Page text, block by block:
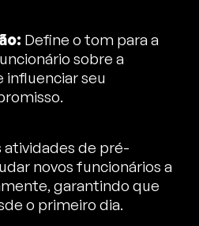
Define o tom para a
sobre a
influenciar seu
atividades de pré-
novos funcionários a
garantindo que
o primeiro dia.